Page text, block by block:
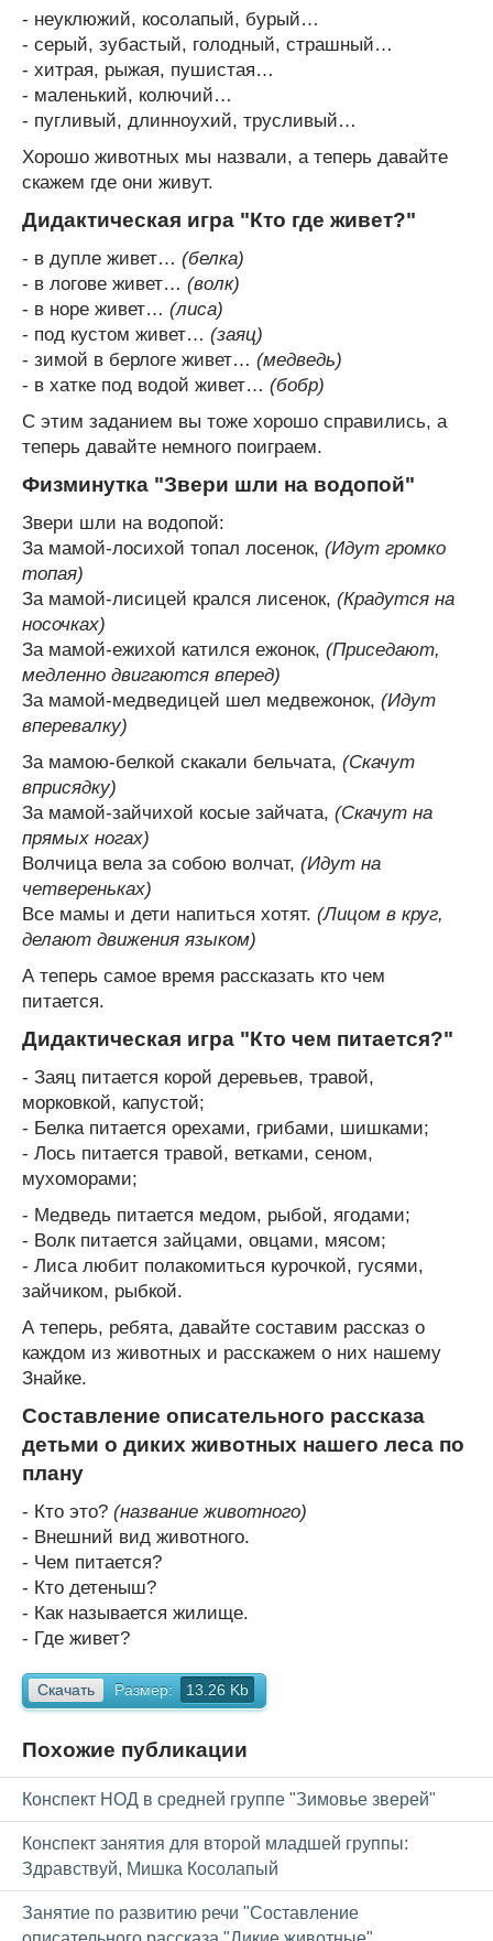
- неуклюжий, косолапый, бурый…
- серый, зубастый, голодный, страшный…
- хитрая, рыжая, пушистая…
- маленький, колючий…
- пугливый, длинноухий, трусливый…
Хорошо животных мы назвали, а теперь давайте
скажем где они живут.
Дидактическая игра "Кто где живет?"
- в дупле живет… (белка)
- в логове живет… (волк)
- в норе живет… (лиса)
- под кустом живет… (заяц)
- зимой в берлоге живет… (медведь)
- в хатке под водой живет… (бобр)
С этим заданием вы тоже хорошо справились, а
теперь давайте немного поиграем.
Физминутка "Звери шли на водопой"
Звери шли на водопой:
За мамой-лосихой топал лосенок, (Идут громко
топая)
За мамой-лисицей крался лисенок, (Крадутся на
носочках)
За мамой-ежихой катился ежонок, (Приседают,
медленно двигаются вперед)
За мамой-медведицей шел медвежонок, (Идут
вперевалку)
За мамою-белкой скакали бельчата, (Скачут
вприсядку)
За мамой-зайчихой косые зайчата, (Скачут на
прямых ногах)
Волчица вела за собою волчат, (Идут на
четвереньках)
Все мамы и дети напиться хотят. (Лицом в круг,
делают движения языком)
А теперь самое время рассказать кто чем
питается.
Дидактическая игра "Кто чем питается?"
- Заяц питается корой деревьев, травой,
морковкой, капустой;
- Белка питается орехами, грибами, шишками;
- Лось питается травой, ветками, сеном,
мухоморами;
- Медведь питается медом, рыбой, ягодами;
- Волк питается зайцами, овцами, мясом;
- Лиса любит полакомиться курочкой, гусями,
зайчиком, рыбкой.
А теперь, ребята, давайте составим рассказ о
каждом из животных и расскажем о них нашему
Знайке.
Составление описательного рассказа
детьми о диких животных нашего леса по
плану
- Кто это? (название животного)
- Внешний вид животного.
- Чем питается?
- Кто детеныш?
- Как называется жилище.
- Где живет?
Скачать Размер: 13.26 Kb
Похожие публикации
Конспект НОД в средней группе "Зимовье зверей"
Конспект занятия для второй младшей группы:
Здравствуй, Мишка Косолапый
Занятие по развитию речи "Составление